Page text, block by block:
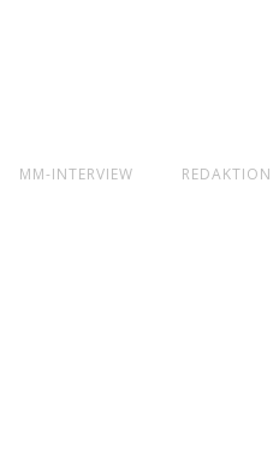
MM-INTERVIEW REDAKTION